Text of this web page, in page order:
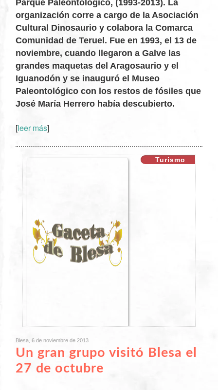
XX
Parque Paleontológico, (1993-2013). La
organización corre a cargo de la Asociación
Cultural Dinosaurio y colabora la Comarca
Comunidad de Teruel. Fue en 1993, el 13 de
noviembre, cuando llegaron a Galve las
grandes maquetas del Aragosaurio y el
Iguanodón y se inauguró el Museo
Paleontológico con los restos de fósiles que
José María Herrero había descubierto.
[leer más]
Turismo
Blesa, 6 de noviembre de 2013
Un gran grupo visitó Blesa el
27 de octubre